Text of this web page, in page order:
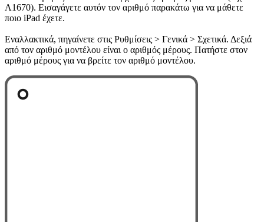
A1670). Εισαγάγετε αυτόν τον αριθμό παρακάτω για να μάθετε
ποιο iPad έχετε.
Εναλλακτικά, πηγαίνετε στις Ρυθμίσεις > Γενικά > Σχετικά. Δεξιά
από τον αριθμό μοντέλου είναι ο αριθμός μέρους. Πατήστε στον
αριθμό μέρους για να βρείτε τον αριθμό μοντέλου.